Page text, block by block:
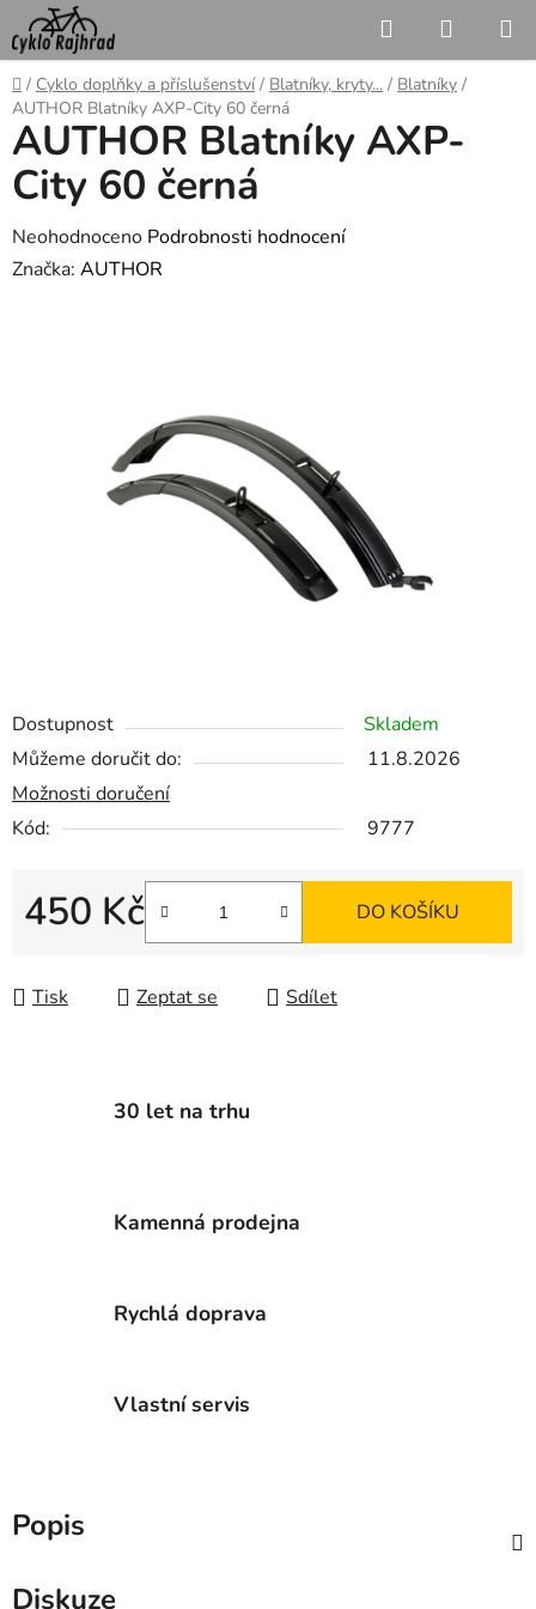
Přejít
na
obsah
Hledat
KOŠÍK
Domů
/ Cyklo doplňky a příslušenství / Blatníky, kryty... / Blatníky /
AUTHOR Blatníky AXP-City 60 černá
Dostupnost
Skladem
Můžeme doručit do:
11.8.2026
Možnosti doručení
Kód:
9777
450 Kč DO KOŠÍKU
Tisk Zeptat se Sdílet
AUTHOR Blatníky AXP-
City 60 černá
Průměrné
hodnocení
Neohodnoceno Podrobnosti hodnocení
Značka: AUTHOR
30 let na trhu
Kamenná prodejna
Rychlá doprava
Vlastní servis
Popis
Diskuze